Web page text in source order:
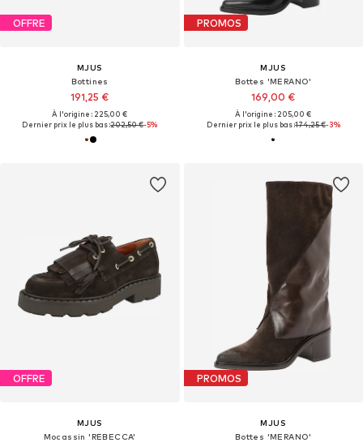
OFFRE
MJUS
Bottines
191,25 €
À l'origine : 225,00 €
Dernier prix le plus bas :202,50 €-5%
PROMOS
MJUS
Bottes 'MERANO'
169,00 €
À l'origine : 205,00 €
Dernier prix le plus bas :174,25 €-3%
OFFRE
MJUS
Mocassin 'REBECCA'
PROMOS
MJUS
Bottes 'MERANO'